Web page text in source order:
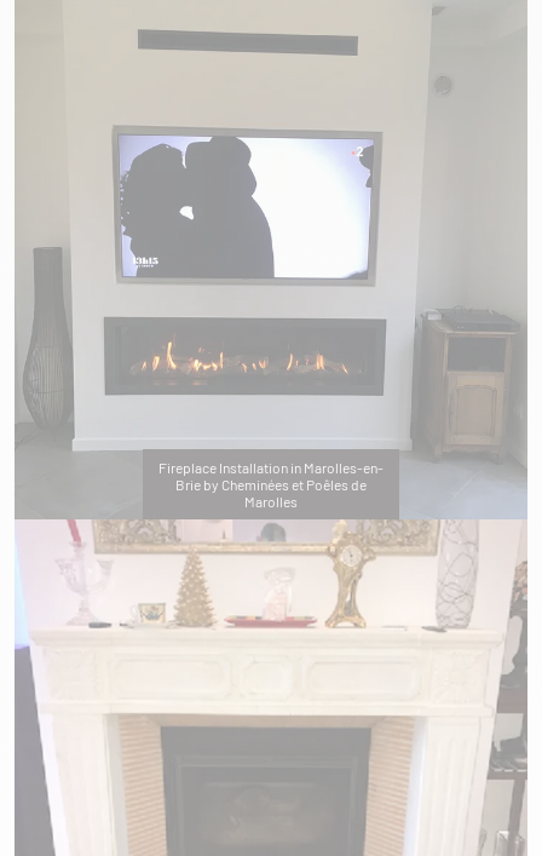
Fireplace Installation in Marolles-en-
Brie by Cheminées et Poêles de
Marolles